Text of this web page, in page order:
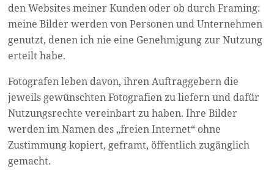
den Websites meiner Kunden oder ob durch Framing:
meine Bilder werden von Personen und Unternehmen
genutzt, denen ich nie eine Genehmigung zur Nutzung
erteilt habe.
Fotografen leben davon, ihren Auftraggebern die
jeweils gewünschten Fotografien zu liefern und dafür
Nutzungsrechte vereinbart zu haben. Ihre Bilder
werden im Namen des „freien Internet“ ohne
Zustimmung kopiert, geframt, öffentlich zugänglich
gemacht.